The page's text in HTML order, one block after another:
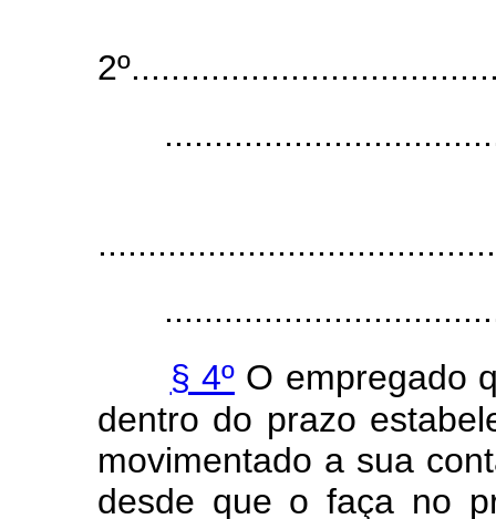
§ 4ºO empregado
dentro do prazo
movimentado a sua
desde que o faça no